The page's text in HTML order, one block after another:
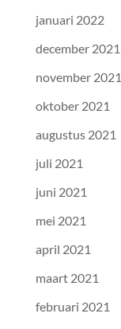
januari 2022
december 2021
november 2021
oktober 2021
augustus 2021
juli 2021
juni 2021
mei 2021
april 2021
maart 2021
februari 2021